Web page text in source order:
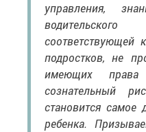
управления,
соответствующей
подростков, не
имеющих
сознательный
становится
ребенка.